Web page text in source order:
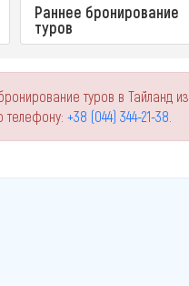
Раннее бронирование
туров
туров в Тайланд из
телефону: +38 (044) 344-21-38